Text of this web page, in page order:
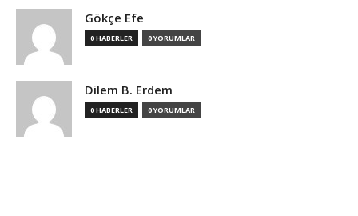
Gökçe Efe
0 HABERLER 0 YORUMLAR
Dilem B. Erdem
0 HABERLER 0 YORUMLAR